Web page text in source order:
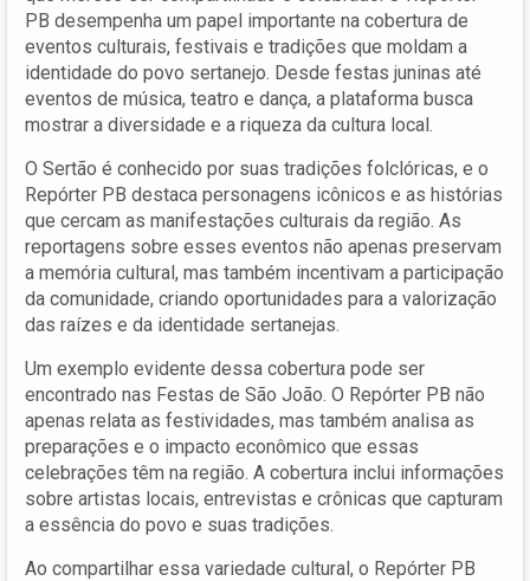
PB desempenha um papel importante na cobertura de
eventos culturais, festivais e tradições que moldam a
identidade do povo sertanejo. Desde festas juninas até
eventos de música, teatro e dança, a plataforma busca
mostrar a diversidade e a riqueza da cultura local.
O Sertão é conhecido por suas tradições folclóricas, e o
Repórter PB destaca personagens icônicos e as histórias
que cercam as manifestações culturais da região. As
reportagens sobre esses eventos não apenas preservam
a memória cultural, mas também incentivam a participação
da comunidade, criando oportunidades para a valorização
das raízes e da identidade sertanejas.
Um exemplo evidente dessa cobertura pode ser
encontrado nas Festas de São João. O Repórter PB não
apenas relata as festividades, mas também analisa as
preparações e o impacto econômico que essas
celebrações têm na região. A cobertura inclui informações
sobre artistas locais, entrevistas e crônicas que capturam
a essência do povo e suas tradições.
Ao compartilhar essa variedade cultural, o Repórter PB